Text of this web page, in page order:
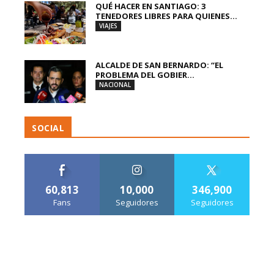
QUÉ HACER EN SANTIAGO: 3
TENEDORES LIBRES PARA QUIENES...
VIAJES
ALCALDE DE SAN BERNARDO: “EL
PROBLEMA DEL GOBIER...
NACIONAL
SOCIAL
60,813
Fans
10,000
Seguidores
346,900
Seguidores